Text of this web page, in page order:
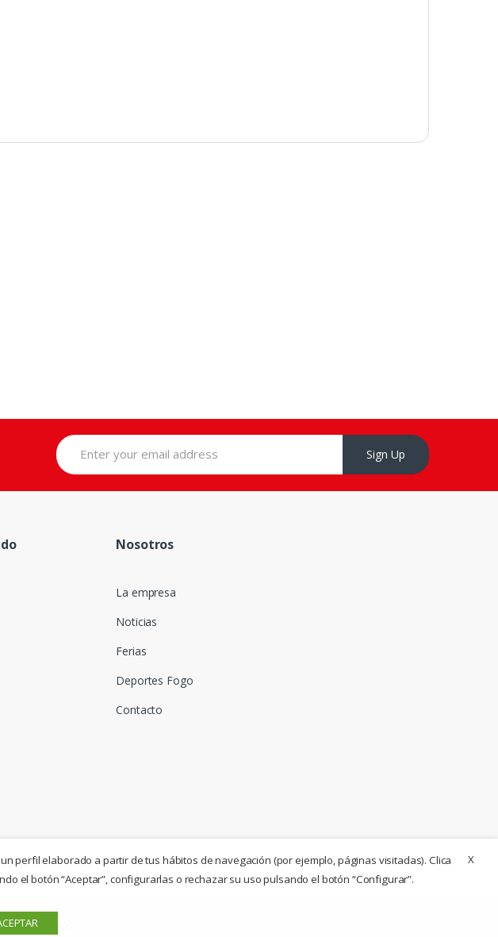
Sign Up
Nosotros
La empresa
Noticias
Ferias
Deportes Fogo
Contacto
reservados
X
perfil elaborado a partir de tus hábitos de navegación (por ejemplo, páginas visitadas). Clica
el botón “Aceptar”, configurarlas o rechazar su uso pulsando el botón “Configurar”.